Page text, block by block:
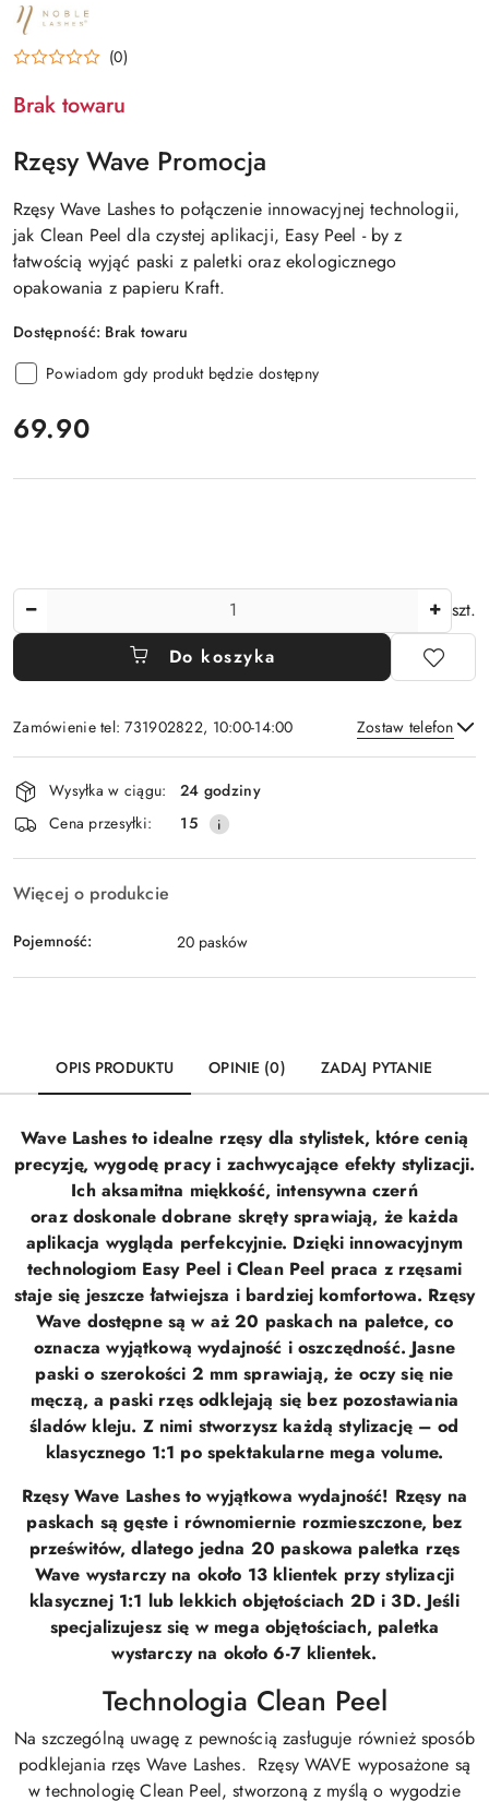
NAZWA
PRODUCENTA:
LASHES (0)
Brak towaru
Rzęsy Wave Promocja
Rzęsy Wave Lashes to połączenie innowacyjnej technologii,
jak Clean Peel dla czystej aplikacji, Easy Peel - by z
łatwością wyjąć paski z paletki oraz ekologicznego
opakowania z papieru Kraft.
Dostępność: Brak towaru
Powiadom gdy produkt będzie dostępny
cena:
69.90
szt.
Do koszyka
Zamówienie tel: 731902822, 10:00-14:00 Zostaw telefon
Wyślij
Dostępność
i
dostawa
Wysyłka w ciągu:
24 godziny
Cena przesyłki:
15
Więcej o produkcie
Pojemność: 20 pasków
OPIS PRODUKTU OPINIE (0) ZADAJ PYTANIE
Wave Lashes to idealne rzęsy dla stylistek, które cenią
precyzję, wygodę pracy i zachwycające efekty stylizacji.
Ich aksamitna miękkość, intensywna czerń
oraz doskonale dobrane skręty sprawiają, że każda
aplikacja wygląda perfekcyjnie. Dzięki innowacyjnym
technologiom Easy Peel i Clean Peel praca z rzęsami
staje się jeszcze łatwiejsza i bardziej komfortowa. Rzęsy
Wave dostępne są w aż 20 paskach na paletce, co
oznacza wyjątkowąwydajność i oszczędność. Jasne
paski o szerokości 2 mm sprawiają, że oczy się nie
męczą, a paski rzęs odklejają się bez pozostawiania
śladów kleju. Z nimi stworzysz każdą stylizację – od
klasycznego 1:1 po spektakularne mega volume.
Rzęsy Wave Lashes to wyjątkowa wydajność! Rzęsy na
paskach są gęste i równomiernie rozmieszczone, bez
prześwitów, dlatego jedna 20 paskowa paletka rzęs
Wave wystarczy na około 13 klientek przy stylizacji
klasycznej 1:1 lub lekkich objętościach 2D i 3D. Jeśli
specjalizujesz się w mega objętościach, paletka
wystarczy na około 6-7 klientek.
Technologia Clean Peel
Na szczególną uwagę z pewnością zasługuje również sposób
podklejania rzęs Wave Lashes. Rzęsy WAVE wyposażone są
w technologię Clean Peel, stworzoną z myślą o wygodzie